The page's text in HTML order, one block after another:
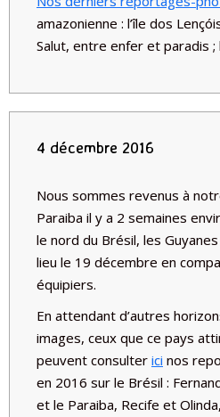
amazonienne : l’île dos
Salut, entre enfer et paradis ;
4 décembre 2016
Nous sommes revenus à
Paraiba il y a 2 semaines
le nord du Brésil, les
lieu le 19 décembre en
équipiers.
En attendant d’autres
images, ceux que ce pays
peuvent consulter ici nos
en 2016 sur le Brésil :
et le Paraiba, Recife et